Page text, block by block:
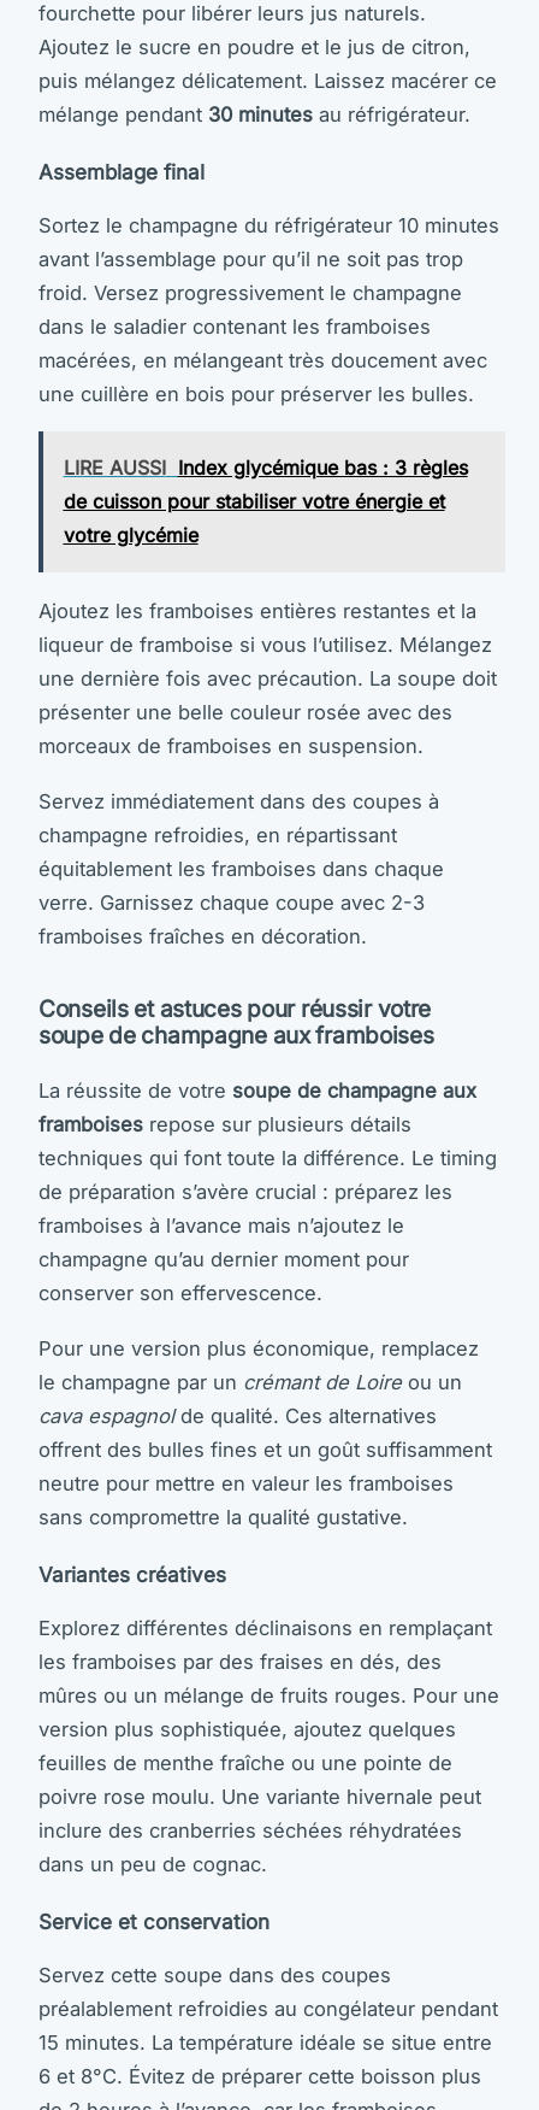
fourchette pour libérer leurs jus naturels.
Ajoutez le sucre en poudre et le jus de citron,
puis mélangez délicatement. Laissez macérer ce
mélange pendant 30 minutes au réfrigérateur.
Assemblage final
Sortez le champagne du réfrigérateur 10 minutes
avant l’assemblage pour qu’il ne soit pas trop
froid. Versez progressivement le champagne
dans le saladier contenant les framboises
macérées, en mélangeant très doucement avec
une cuillère en bois pour préserver les bulles.
LIRE AUSSI Index glycémique bas : 3 règles
de cuisson pour stabiliser votre énergie et
votre glycémie
Ajoutez les framboises entières restantes et la
liqueur de framboise si vous l’utilisez. Mélangez
une dernière fois avec précaution. La soupe doit
présenter une belle couleur rosée avec des
morceaux de framboises en suspension.
Servez immédiatement dans des coupes à
champagne refroidies, en répartissant
équitablement les framboises dans chaque
verre. Garnissez chaque coupe avec 2-3
framboises fraîches en décoration.
Conseils et astuces pour réussir votre
soupe de champagne aux framboises
La réussite de votre soupe de champagne aux
framboises repose sur plusieurs détails
techniques qui font toute la différence. Le timing
de préparation s’avère crucial : préparez les
framboises à l’avance mais n’ajoutez le
champagne qu’au dernier moment pour
conserver son effervescence.
Pour une version plus économique, remplacez
le champagne par un crémant de Loireou un
cava espagnolde qualité. Ces alternatives
offrent des bulles fines et un goût suffisamment
neutre pour mettre en valeur les framboises
sans compromettre la qualité gustative.
Variantes créatives
Explorez différentes déclinaisons en remplaçant
les framboises par des fraises en dés, des
mûres ou un mélange de fruits rouges. Pour une
version plus sophistiquée, ajoutez quelques
feuilles de menthe fraîche ou une pointe de
poivre rose moulu. Une variante hivernale peut
inclure des cranberries séchées réhydratées
dans un peu de cognac.
Service et conservation
Servez cette soupe dans des coupes
préalablement refroidies au congélateur pendant
15 minutes. La température idéale se situe entre
6 et 8°C. Évitez de préparer cette boisson plus